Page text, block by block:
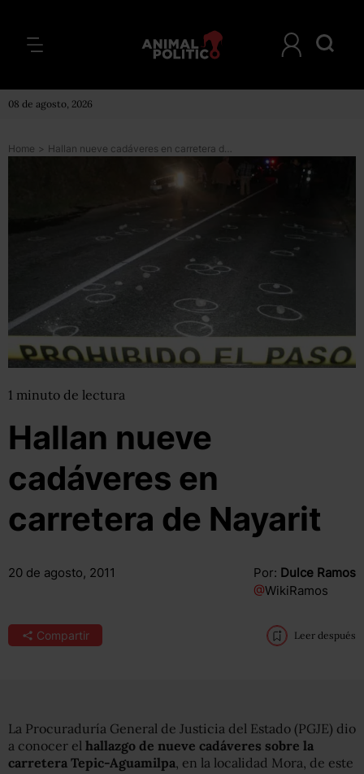
08 de agosto, 2026
Home > Hallan nueve cadáveres en carretera de Nayarit
1 minuto de lectura
Hallan nueve
cadáveres en
carretera de Nayarit
20 de agosto, 2011 Por: Dulce Ramos
@WikiRamos
Compartir Leer después
La Procuraduría General de Justicia del Estado (PGJE) dio
a conocer el hallazgo de nueve cadáveres sobre la
carretera Tepic-Aguamilpa, en la localidad Mora, de este